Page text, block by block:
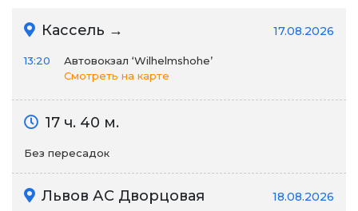
Кассель → 17.08.2026
13:20
Автовокзал ‘Wilhelmshohe’
Смотреть на карте
17 ч. 40 м.
Без пересадок
Львов АС Дворцовая 18.08.2026